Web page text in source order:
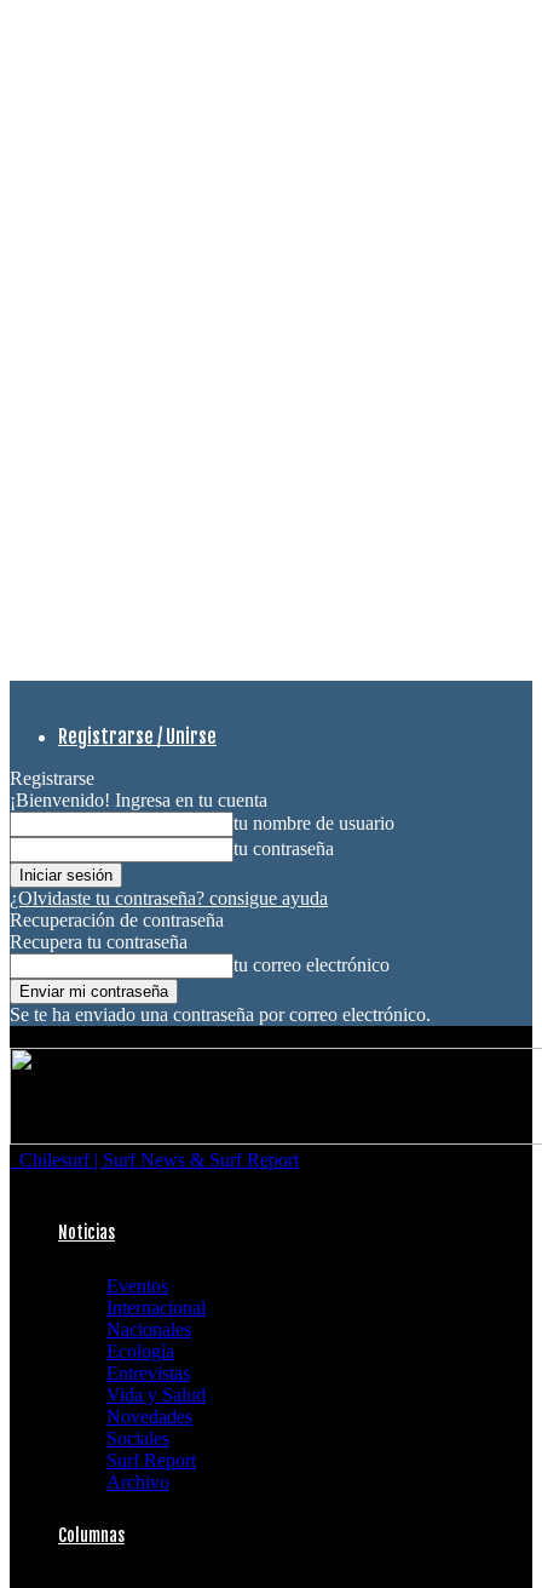
Registrarse / Unirse
Registrarse
¡Bienvenido! Ingresa en tu cuenta
tu nombre de usuario
tu contraseña
¿Olvidaste tu contraseña? consigue ayuda
Recuperación de contraseña
Recupera tu contraseña
tu correo electrónico
Se te ha enviado una contraseña por correo electrónico.
Chilesurf | Surf News & Surf Report
Noticias
Eventos
Internacional
Nacionales
Ecología
Entrevistas
Vida y Salud
Novedades
Sociales
Surf Report
Archivo
Columnas